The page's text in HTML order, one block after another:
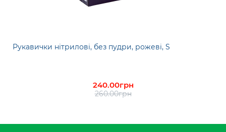
Рукавички нітрилові, без пудри, рожеві, S
240.00грн
260.00грн